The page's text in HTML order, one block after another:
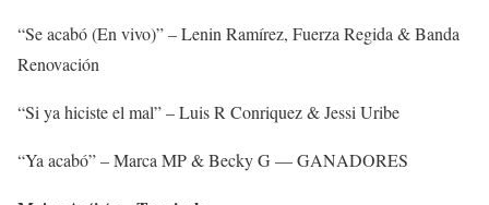
“Se acabó (En vivo)” – Lenin Ramírez, Fuerza Regida & Banda
Renovación
“Si ya hiciste el mal” – Luis R Conriquez & Jessi Uribe
“Ya acabó” – Marca MP & Becky G — GANADORES